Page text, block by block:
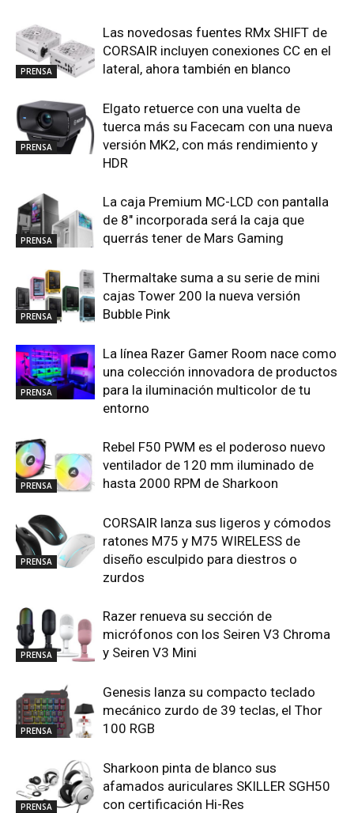
PRENSA
Las novedosas fuentes RMx SHIFT de
CORSAIR incluyen conexiones CC en el
lateral, ahora también en blanco
PRENSA
Elgato retuerce con una vuelta de
tuerca más su Facecam con una nueva
versión MK2, con más rendimiento y
HDR
PRENSA
La caja Premium MC-LCD con pantalla
de 8″ incorporada será la caja que
querrás tener de Mars Gaming
PRENSA
Thermaltake suma a su serie de mini
cajas Tower 200 la nueva versión
Bubble Pink
PRENSA
La línea Razer Gamer Room nace como
una colección innovadora de productos
para la iluminación multicolor de tu
entorno
PRENSA
Rebel F50 PWM es el poderoso nuevo
ventilador de 120 mm iluminado de
hasta 2000 RPM de Sharkoon
PRENSA
CORSAIR lanza sus ligeros y cómodos
ratones M75 y M75 WIRELESS de
diseño esculpido para diestros o
zurdos
PRENSA
Razer renueva su sección de
micrófonos con los Seiren V3 Chroma
y Seiren V3 Mini
PRENSA
Genesis lanza su compacto teclado
mecánico zurdo de 39 teclas, el Thor
100 RGB
PRENSA
Sharkoon pinta de blanco sus
afamados auriculares SKILLER SGH50
con certificación Hi-Res